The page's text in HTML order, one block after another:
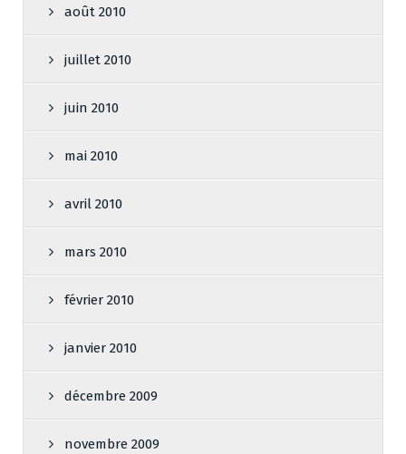
août 2010
juillet 2010
juin 2010
mai 2010
avril 2010
mars 2010
février 2010
janvier 2010
décembre 2009
novembre 2009